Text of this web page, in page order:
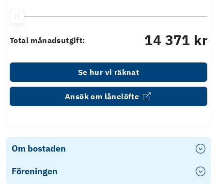
Total månadsutgift: 14 371 kr
Se hur vi räknat
Ansök om lånelöfte
Om bostaden
Föreningen